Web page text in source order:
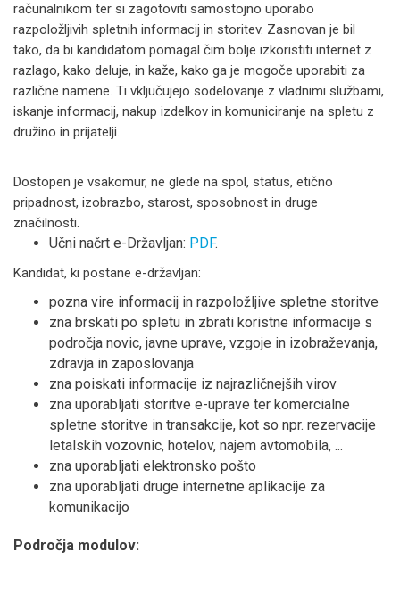
računalnikom ter si zagotoviti samostojno uporabo
razpoložljivih spletnih informacij in storitev. Zasnovan je bil
tako, da bi kandidatom pomagal čim bolje izkoristiti internet z
razlago, kako deluje, in kaže, kako ga je mogoče uporabiti za
različne namene. Ti vključujejo sodelovanje z vladnimi službami,
iskanje informacij, nakup izdelkov in komuniciranje na spletu z
družino in prijatelji.
Dostopen je vsakomur, ne glede na spol, status, etično
pripadnost, izobrazbo, starost, sposobnost in druge
značilnosti.
Učni načrt e-Državljan: PDF.
Kandidat, ki postane e-državljan:
pozna vire informacij in razpoložljive spletne storitve
zna brskati po spletu in zbrati koristne informacije s
področja novic, javne uprave, vzgoje in izobraževanja,
zdravja in zaposlovanja
zna poiskati informacije iz najrazličnejših virov
zna uporabljati storitve e-uprave ter komercialne
spletne storitve in transakcije, kot so npr. rezervacije
letalskih vozovnic, hotelov, najem avtomobila, ...
zna uporabljati elektronsko pošto
zna uporabljati druge internetne aplikacije za
komunikacijo
Področja modulov: